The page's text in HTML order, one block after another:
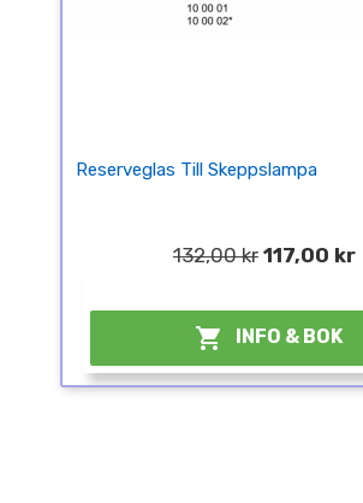
Reserveglas Till Skeppslampa
132,00 kr 117,00 kr
 INFO & BOK